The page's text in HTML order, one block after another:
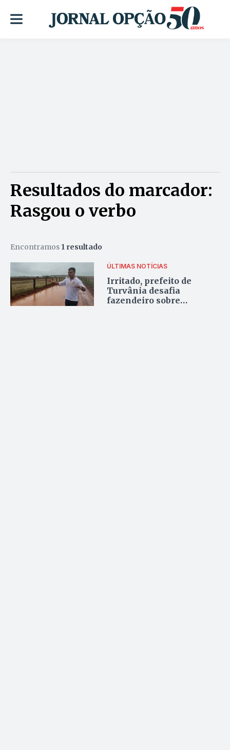
Resultados do marcador:
Rasgou o verbo
Encontramos 1 resultado
ÚLTIMAS NOTÍCIAS
Irritado, prefeito de
Turvânia desafia
fazendeiro sobre